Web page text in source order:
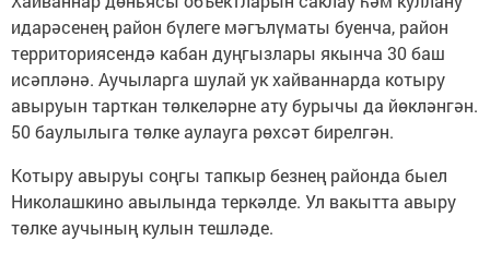
идарәсенең район бүлеге мәгълүматы буенча, район
территориясендә кабан дуңгызлары якынча 30 баш
исәпләнә. Аучыларга шулай ук хайваннарда котыру
авыруын тарткан төлкеләрне ату бурычы да йөкләнгән.
50 баулылыга төлке аулауга рөхсәт бирелгән.
Котыру авыруы соңгы тапкыр безнең районда быел
Николашкино авылында теркәлде. Ул вакытта авыру
төлке аучының кулын тешләде.